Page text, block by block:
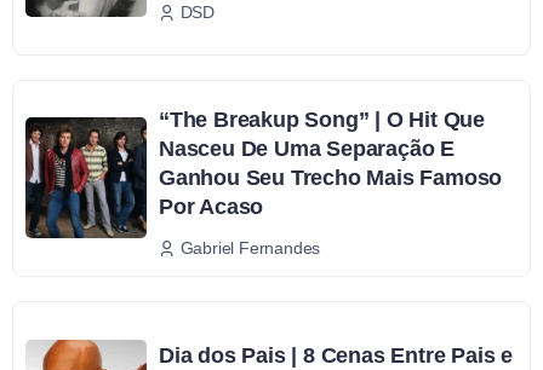
DSD
“The Breakup Song” | O Hit Que
Nasceu De Uma Separação E
Ganhou Seu Trecho Mais Famoso
Por Acaso
Gabriel Fernandes
Dia dos Pais | 8 Cenas Entre Pais e